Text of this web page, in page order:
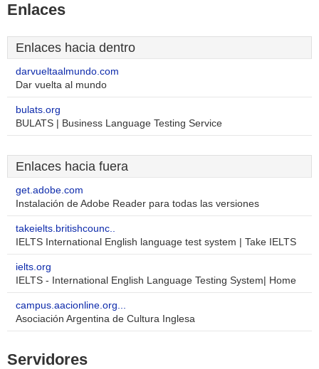
Enlaces
Enlaces hacia dentro
darvueltaalmundo.com
Dar vuelta al mundo
bulats.org
BULATS | Business Language Testing Service
Enlaces hacia fuera
get.adobe.com
Instalación de Adobe Reader para todas las versiones
takeielts.britishcounc..
IELTS International English language test system | Take IELTS
ielts.org
IELTS - International English Language Testing System| Home
campus.aacionline.org...
Asociación Argentina de Cultura Inglesa
Servidores